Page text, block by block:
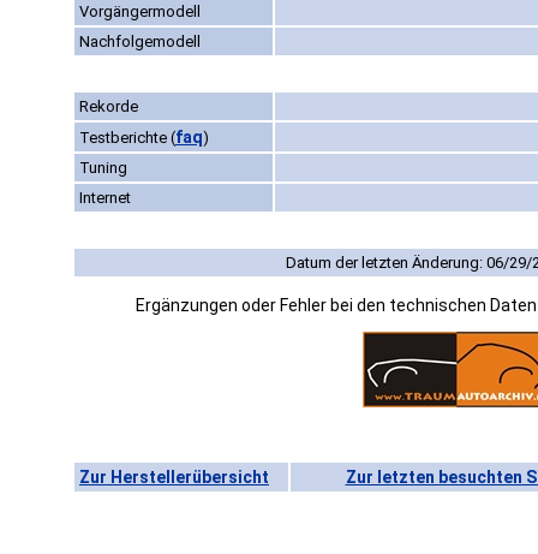
Vorgängermodell
Nachfolgemodell
Rekorde
Testberichte (faq)
Tuning
Internet
Datum der letzten Änderung: 06/29/
Ergänzungen oder Fehler bei den technischen
Zur Herstellerübersicht Zur letzten besuchten